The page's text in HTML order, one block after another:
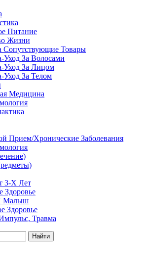
Питание
Жизни
Сопутствующие Товары
Уход За Волосами
Уход За Лицом
Уход За Телом
Медицина
Прием/Хронические Заболевания
3-Х Лет
Здоровье
Малыш
Здоровье
Травма
Найти